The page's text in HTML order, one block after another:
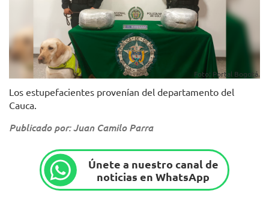
Foto: Portal Bogotá.
Los estupefacientes provenían del departamento del
Cauca.
Publicado por: Juan Camilo Parra
Únete a nuestro canal de
noticias en WhatsApp